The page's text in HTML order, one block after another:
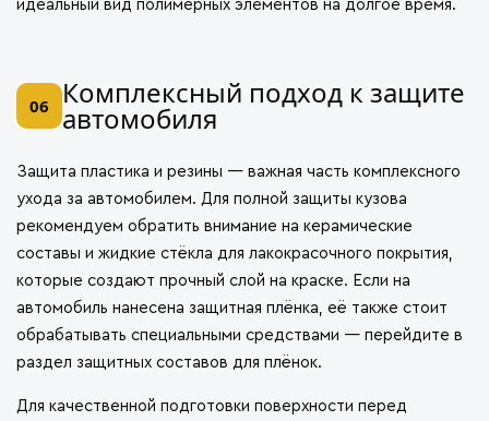
идеальный вид полимерных элементов на долгое время.
06 Комплексный подход к защите
автомобиля
Защита пластика и резины — важная часть комплексного
ухода за автомобилем. Для полной защиты кузова
рекомендуем обратить внимание на керамические
составы и жидкие стёкла для лакокрасочного покрытия,
которые создают прочный слой на краске. Если на
автомобиль нанесена защитная плёнка, её также стоит
обрабатывать специальными средствами — перейдите в
раздел защитных составов для плёнок.
Для качественной подготовки поверхности перед